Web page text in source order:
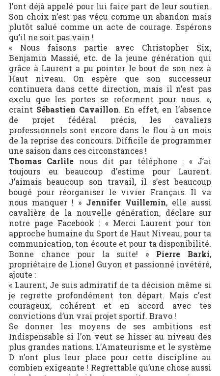
l’ont déjà appelé pour lui faire part de leur soutien.
Son choix n’est pas vécu comme un abandon mais
plutôt salué comme un acte de courage. Espérons
qu’il ne soit pas vain !
« Nous faisons partie avec Christopher Six,
Benjamin Massié, etc. de la jeune génération qui
grâce à Laurent a pu pointer le bout de son nez à
Haut niveau. On espère que son successeur
continuera dans cette direction, mais il n’est pas
exclu que les portes se referment pour nous. »,
craint Sébastien Cavaillon. En effet, en l’absence
de projet fédéral précis, les cavaliers
professionnels sont encore dans le flou à un mois
de la reprise des concours. Difficile de programmer
une saison dans ces circonstances !
Thomas Carlile nous dit par téléphone : « J’ai
toujours eu beaucoup d’estime pour Laurent.
J’aimais beaucoup son travail, il s’est beaucoup
bougé pour réorganiser le vivier Français. Il va
nous manquer ! » Jennifer Vuillemin, elle aussi
cavalière de la nouvelle génération, déclare sur
notre page Facebook : « Merci Laurent pour ton
approche humaine du Sport de Haut Niveau, pour ta
communication, ton écoute et pour ta disponibilité.
Bonne chance pour la suite! » Pierre Barki,
propriétaire de Lionel Guyon et passionné invétéré,
ajoute :
« Laurent, Je suis admiratif de ta décision même si
je regrette profondément ton départ. Mais c’est
courageux, cohérent et en accord avec tes
convictions d’un vrai projet sportif. Bravo !
Se donner les moyens de ses ambitions est
Indispensable si l’on veut se hisser au niveau des
plus grandes nations. L’Amateurisme et le système
D n’ont plus leur place pour cette discipline au
combien exigeante ! Regrettable qu’une chose aussi